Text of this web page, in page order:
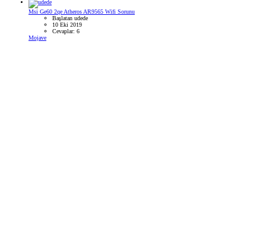
Msi Ge60 2qe Atheros AR9565 Wifi Sorunu
Başlatan udede
10 Eki 2019
Cevaplar: 6
Mojave